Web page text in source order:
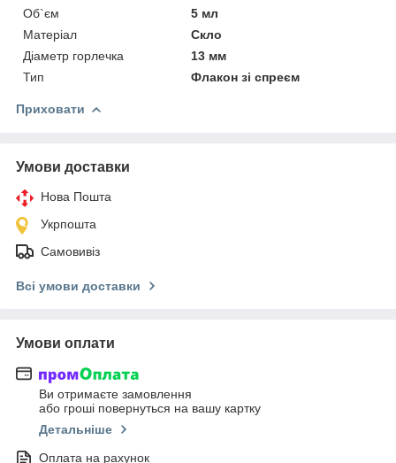
Об`єм
5 мл
Матеріал
Скло
Діаметр горлечка
13 мм
Тип
Флакон зі спреєм
Приховати
Умови доставки
Нова Пошта
Укрпошта
Самовивіз
Всі умови доставки
Умови оплати
Ви отримаєте замовлення
або гроші повернуться на вашу картку
Детальніше
Оплата на рахунок